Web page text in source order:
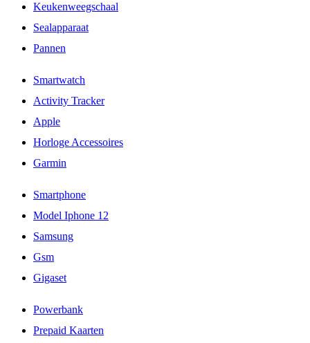
Keukenweegschaal
Sealapparaat
Pannen
Smartwatch
Activity Tracker
Apple
Horloge Accessoires
Garmin
Smartphone
Model Iphone 12
Samsung
Gsm
Gigaset
Powerbank
Prepaid Kaarten